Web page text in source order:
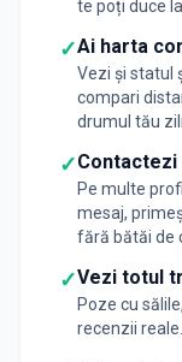
te poți duce
✓Ai harta
Vezi și statul
compari
drumul tău
✓Contactezi
Pe multe
mesaj,
fără bătăi de
✓Vezi totul
Poze cu
recenzii